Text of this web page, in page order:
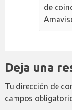
de
Deja una
Tu dirección de
campos